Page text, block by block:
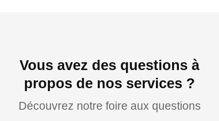
Vous avez des questions à
propos de nos services ?
Découvrez notre foire aux questions